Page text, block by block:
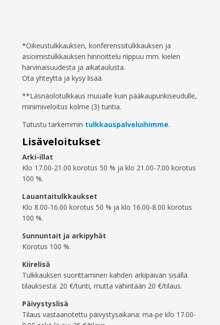
*Oikeustulkkauksen, konferenssitulkkauksen ja
asioimistulkkauksen hinnoittelu riippuu mm. kielen
harvinaisuudesta ja aikataulusta.
Ota yhteyttä ja kysy lisää.
**Läsnäolotulkkaus muualle kuin pääkaupunkiseudulle,
minimiveloitus kolme (3) tuntia.
Tutustu tarkemmin tulkkauspalveluihimme.
Lisäveloitukset
Arki-illat
Klo 17.00-21.00 korotus 50 % ja klo 21.00-7.00 korotus
100 %.
Lauantaitulkkaukset
Klo 8.00-16.00 korotus 50 % ja klo 16.00-8.00 korotus
100 %.
Sunnuntait ja arkipyhät
Korotus 100 %.
Kiirelisä
Tulkkauksen suorittaminen kahden arkipäivän sisällä
tilauksesta: 20 €/tunti, mutta vähintään 20 €/tilaus.
Päivystyslisä
Tilaus vastaanotettu päivystysaikana: ma-pe klo 17.00-